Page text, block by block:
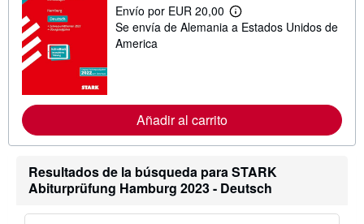
Envío por EUR 20,00
M
á
c
n
s
b
Se envía de Alemania a Estados Unidos de
America
Añadir al carrito
Resultados de la búsqueda para STARK
Abiturprüfung Hamburg 2023 - Deutsch